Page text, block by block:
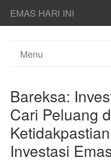
EMAS HARI INI
Menu
Bareksa:
Cari Peluang
Investasi